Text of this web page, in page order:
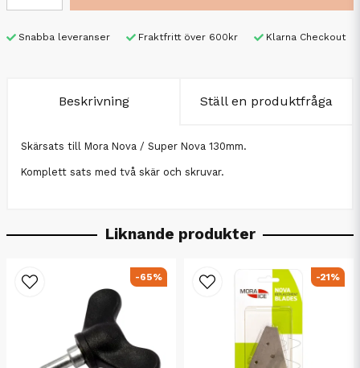
Snabba leveranser Fraktfritt över 600kr Klarna Checkout
Beskrivning Ställ en produktfråga
Skärsats till Mora Nova / Super Nova 130mm.
Komplett sats med två skär och skruvar.
Liknande produkter
-65% -21%